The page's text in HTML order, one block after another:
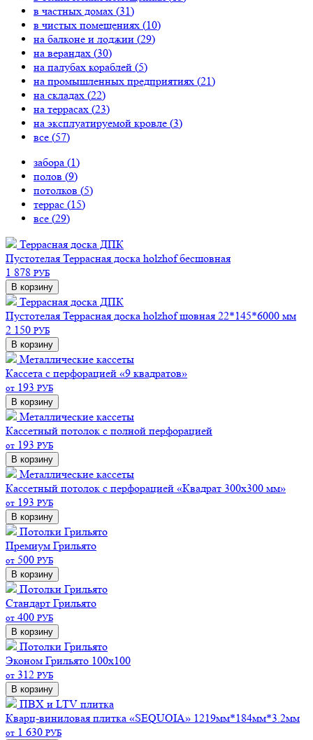
в частных домах (31)
в чистых помещениях (10)
на балконе и лоджии (29)
на верандах (30)
на палубах кораблей (5)
на промышленных предприятиях (21)
на складах (22)
на террасах (23)
на эксплуатируемой кровле (3)
все (57)
забора (1)
полов (9)
потолков (5)
террас (15)
все (29)
Террасная доска ДПК
Пустотелая Террасная доска holzhof бесшовная
1 878 РУБ
В корзину
Террасная доска ДПК
Пустотелая Террасная доска holzhof шовная 22*145*6000 мм
2 150 РУБ
В корзину
Металлические кассеты
Кассета с перфорацией «9 квадратов»
от 193 РУБ
В корзину
Металлические кассеты
Кассетный потолок с полной перфорацией
от 193 РУБ
В корзину
Металлические кассеты
Кассетный потолок с перфорацией «Квадрат 300х300 мм»
от 193 РУБ
В корзину
Потолки Грильято
Премиум Грильято
от 500 РУБ
В корзину
Потолки Грильято
Стандарт Грильято
от 400 РУБ
В корзину
Потолки Грильято
Эконом Грильято 100х100
от 312 РУБ
В корзину
ПВХ и LTV плитка
Кварц-виниловая плитка «SEQUOIA» 1219мм*184мм*3.2мм
от 1 630 РУБ